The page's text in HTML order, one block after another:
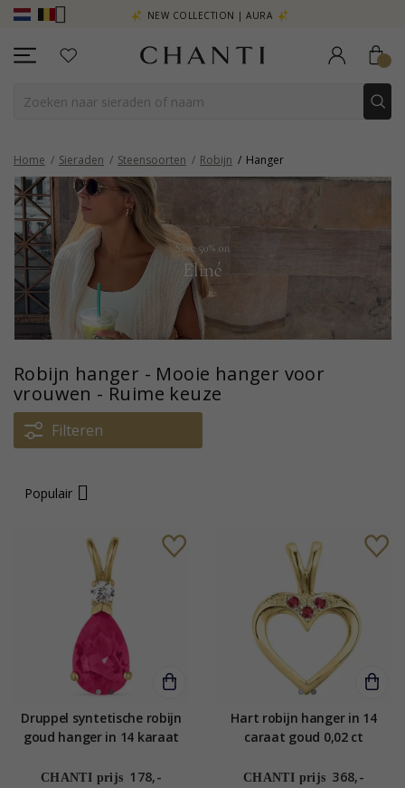
- KLIK HIER NEW COLLECTION | AURA
Home Sieraden Steensoorten Robijn Hanger
Robijn hanger - Mooie hanger voor
vrouwen - Ruime keuze
Filteren
Populair
Druppel syntetische robijn
goud hanger in 14 karaat
CHANTI prijs 178,-
Hart robijn hanger in 14
caraat goud 0,02 ct
CHANTI prijs 368,-